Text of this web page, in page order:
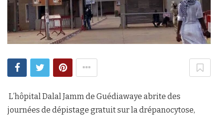
L’hôpital Dalal Jamm de Guédiawaye abrite des
journées de dépistage gratuit sur la drépanocytose,